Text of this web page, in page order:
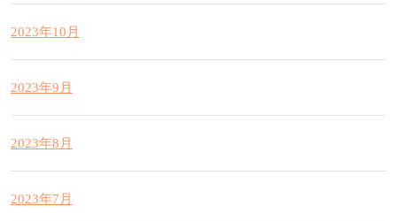
2023年10月
2023年9月
2023年8月
2023年7月